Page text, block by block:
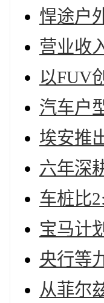
悍途户
营业收
以FUV
汽车户
埃安推
六年深
车桩比
宝马计
央行等
从菲尔